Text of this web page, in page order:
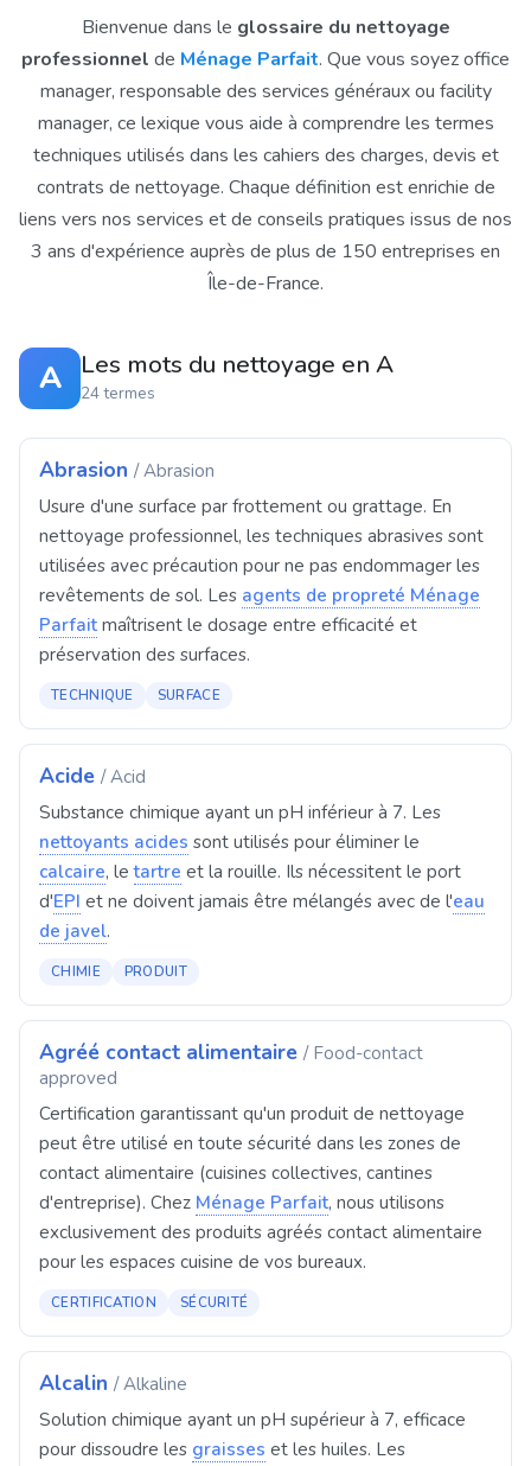
Bienvenue dans le glossaire du nettoyage
professionnel de Ménage Parfait. Que vous soyez office
manager, responsable des services généraux ou facility
manager, ce lexique vous aide à comprendre les termes
techniques utilisés dans les cahiers des charges, devis et
contrats de nettoyage. Chaque définition est enrichie de
liens vers nos services et de conseils pratiques issus de nos
3 ans d'expérience auprès de plus de 150 entreprises en
Île-de-France.
A Les mots du nettoyage en A
24 termes
Abrasion / Abrasion
Usure d'une surface par frottement ou grattage. En
nettoyage professionnel, les techniques abrasives sont
utilisées avec précaution pour ne pas endommager les
revêtements de sol. Les agents de propreté Ménage
Parfait maîtrisent le dosage entre efficacité et
préservation des surfaces.
TECHNIQUE SURFACE
Acide / Acid
Substance chimique ayant un pH inférieur à 7. Les
nettoyants acides sont utilisés pour éliminer le
calcaire, letartre et la rouille. Ils nécessitent le port
d'EPI et ne doivent jamais être mélangés avec de l'eau
de javel.
CHIMIE PRODUIT
Agréé contact alimentaire / Food-contact
approved
Certification garantissant qu'un produit de nettoyage
peut être utilisé en toute sécurité dans les zones de
contact alimentaire (cuisines collectives, cantines
d'entreprise). Chez Ménage Parfait, nous utilisons
exclusivement des produits agréés contact alimentaire
pour les espaces cuisine de vos bureaux.
CERTIFICATION SÉCURITÉ
Alcalin / Alkaline
Solution chimique ayant un pH supérieur à 7, efficace
pour dissoudre les graisses et les huiles. Les